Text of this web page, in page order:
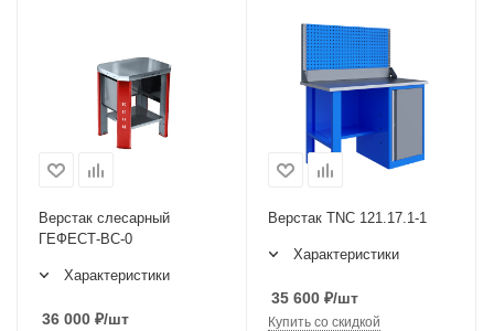
Верстак слесарный
ГЕФЕСТ-ВС-0
Характеристики
36 000 ₽/шт
Верстак TNC 121.17.1-1
Характеристики
35 600 ₽/шт
Купить со скидкой